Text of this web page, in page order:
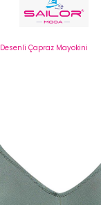
Desenli Çapraz Mayokini